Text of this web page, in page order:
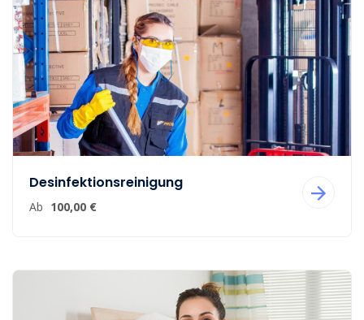
Desinfektionsreinigung
Ab 100,00 €